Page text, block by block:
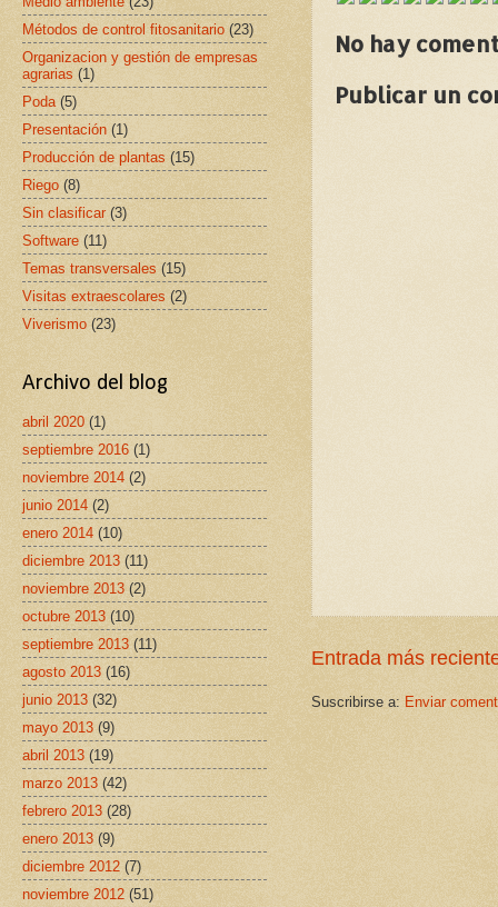
No hay
Publicar un
Entrada más
Suscribirse a: Enviar
Métodos de control fitosanitario (23)
Organizacion y gestión de empresas
agrarias (1)
Poda (5)
Presentación (1)
Producción de plantas (15)
Riego (8)
Sin clasificar (3)
Software (11)
Temas transversales (15)
Visitas extraescolares (2)
Viverismo (23)
Archivo del blog
abril 2020 (1)
septiembre 2016 (1)
noviembre 2014 (2)
junio 2014 (2)
enero 2014 (10)
diciembre 2013 (11)
noviembre 2013 (2)
octubre 2013 (10)
septiembre 2013 (11)
agosto 2013 (16)
junio 2013 (32)
mayo 2013 (9)
abril 2013 (19)
marzo 2013 (42)
febrero 2013 (28)
enero 2013 (9)
diciembre 2012 (7)
noviembre 2012 (51)